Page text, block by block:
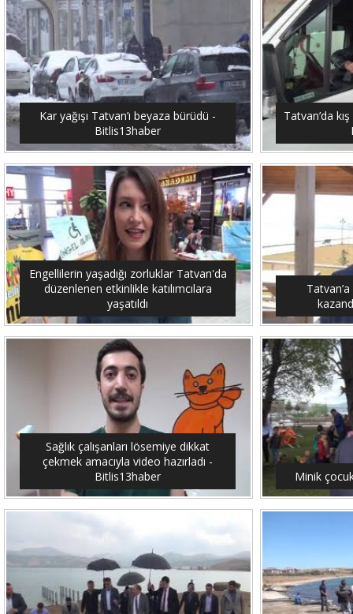
Kar yağışı Tatvan’ı beyaza bürüdü -
Bitlis13haber
Tatvan’da
Engellilerin yaşadığı zorluklar Tatvan'da
düzenlenen etkinlikle katılımcılara
yaşatıldı
Sağlık çalışanları lösemiye dikkat
çekmek amacıyla video hazırladı -
Bitlis13haber
Minik